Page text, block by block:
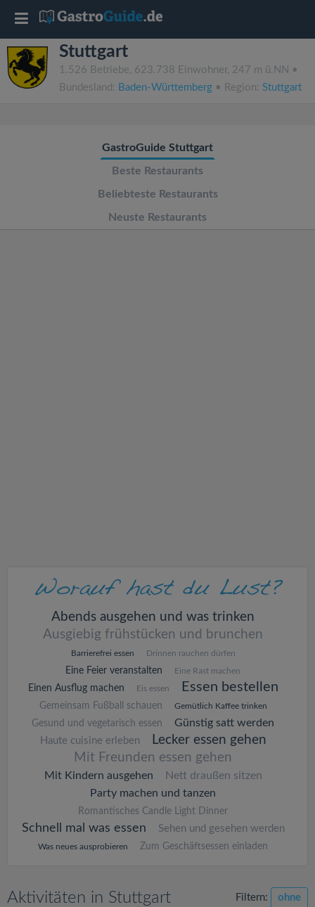
Stuttgart
1.526 Betriebe, 623.738 Einwohner, 247 m ü.NN •
Bundesland: Baden-Württemberg • Region: Stuttgart
GastroGuide Stuttgart
Beste Restaurants
Beliebteste Restaurants
Neuste Restaurants
Abends ausgehen und was trinken
Ausgiebig frühstücken und brunchen
Barrierefrei essen Drinnen rauchen dürfen
Eine Feier veranstalten Eine Rast machen
Einen Ausflug machen Eis essen Essen bestellen
Gemeinsam Fußball schauen Gemütlich Kaffee trinken
Gesund und vegetarisch essen Günstig satt werden
Haute cuisine erleben
Lecker essen gehen
Mit Freunden essen gehen
Mit Kindern ausgehen
Nett draußen sitzen
Party machen und tanzen
Romantisches Candle Light Dinner
Schnell mal was essen Sehen und gesehen werden
Was neues ausprobieren Zum Geschäftsessen einladen
Aktivitäten in Stuttgart Filtern: ohne
T
o
g